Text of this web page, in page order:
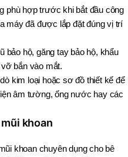
phù hợp trước khi bắt đầu công
máy đã được lắp đặt đúng vị trí
bảo hộ, găng tay bảo hộ, khẩu
bắn vào mắt.
kim loại hoặc sơ đồ thiết kế để
âm tường, ống nước hay các
khoan
khoan chuyên dụng cho bê